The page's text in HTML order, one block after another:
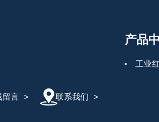
留言 > 联系我们 >
产品
工业